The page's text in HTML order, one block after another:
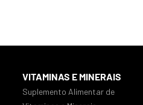
VITAMINAS E MINERAIS
Suplemento Alimentar de